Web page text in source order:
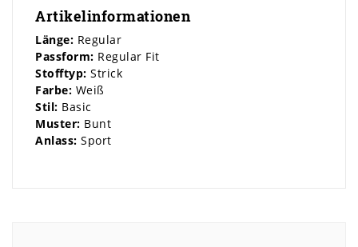
Artikelinformationen
Länge: Regular
Passform: Regular Fit
Stofftyp: Strick
Farbe: Weiß
Stil: Basic
Muster: Bunt
Anlass: Sport